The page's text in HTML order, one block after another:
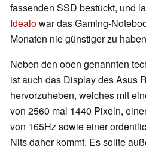
fassenden SSD bestückt, und
Idealowar das Gaming-
Monaten nie günstiger zu
Neben den oben genannten
ist auch das Display des Asus
hervorzuheben, welches mit
von 2560 mal 1440 Pixeln,
von 165Hz sowie einer
Nits daher kommt. Es sollte